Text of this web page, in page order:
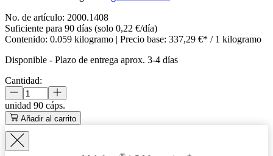
No. de artículo: 2000.1408
Suficiente para 90 días (solo 0,22 €/día)
Contenido: 0.059 kilogramo | Precio base: 337,29 €* / 1 kilogramo
Disponible - Plazo de entrega aprox. 3-4 días
Cantidad:
unidad 90 cáps.
Añadir al carrito